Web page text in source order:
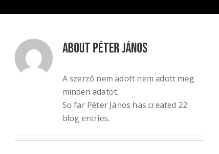
About Péter János
A szerző nem adott nem adott meg
minden adatot.
So far Péter János has created 22
blog entries.